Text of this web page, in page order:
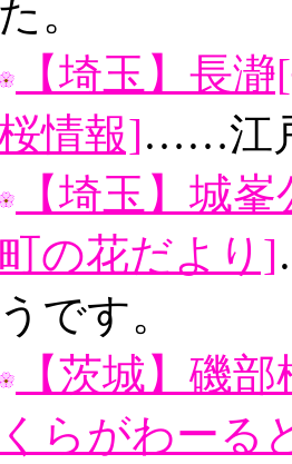
た。
【埼玉】長
情報]……江
【埼玉】城
町の花だより]
うです。
【茨城】磯
くらがわーる